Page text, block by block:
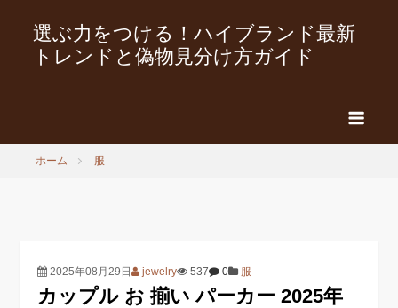
選ぶ力をつける！ハイブランド最新
トレンドと偽物見分け方ガイド
ホーム 服
2025年08月29日 jewelry 537 0 服
カップル お 揃い パーカー 2025年